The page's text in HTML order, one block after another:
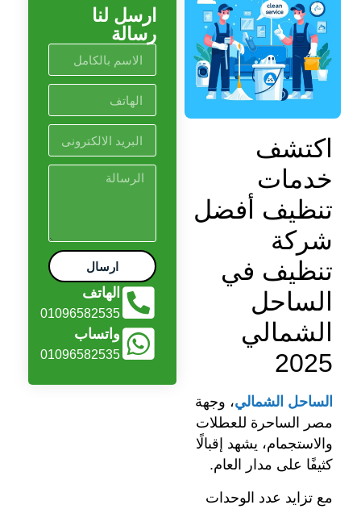
اكتشف
خدمات
تنظيف أفضل
شركة
تنظيف في
الساحل
الشمالي
2025
الساحل الشمالي، وجهة
مصر الساحرة للعطلات
والاستجمام، يشهد إقبالًا
كثيفًا على مدار العام.
مع تزايد عدد الوحدات
ارسل لنا
رسالة
ارسال
الهاتف
01096582535
واتساب
01096582535